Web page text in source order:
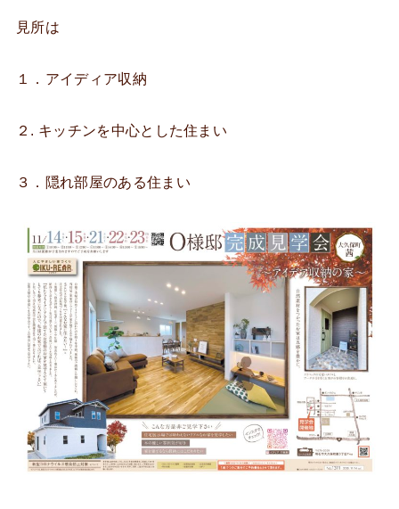
見所は
１．アイディア収納
２. キッチンを中心とした住まい
３．隠れ部屋のある住まい